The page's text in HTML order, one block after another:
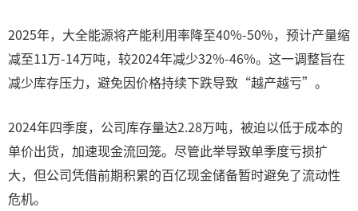
2025年，大全能源将产能利用率降至40%-50%，预计产量缩
减至11万-14万吨，较2024年减少32%-46%。这一调整旨在
减少库存压力，避免因价格持续下跌导致“越产越亏”。
2024年四季度，公司库存量达2.28万吨，被迫以低于成本的
单价出货，加速现金流回笼。尽管此举导致单季度亏损扩
大，但公司凭借前期积累的百亿现金储备暂时避免了流动性
危机。